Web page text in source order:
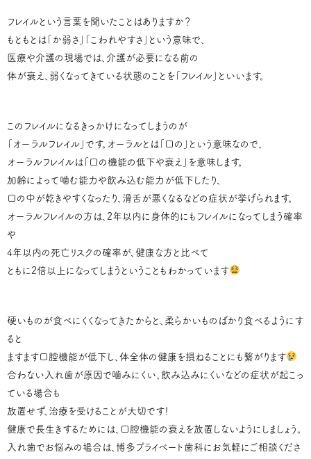
フレイルという言葉を聞いたことはありますか？
もともとは「か弱さ」「こわれやすさ」という意味で、
医療や介護の現場では、介護が必要になる前の
体が衰え、弱くなってきている状態のことを「フレイル」といいます。
このフレイルになるきっかけになってしまうのが
「オーラルフレイル」です。オーラルとは「口の」という意味なので、
オーラルフレイルは「口の機能の低下や衰え」を意味します。
加齢によって噛む能力や飲み込む能力が低下したり、
口の中が乾きやすくなったり、滑舌が悪くなるなどの症状が挙げられます。
オーラルフレイルの方は、2年以内に身体的にもフレイルになってしまう確率
や
4年以内の死亡リスクの確率が、健康な方と比べて
ともに2倍以上になってしまうということもわかっています
硬いものが食べにくくなってきたからと、柔らかいものばかり食べるようにす
ると
ますます口腔機能が低下し、体全体の健康を損ねることにも繋がります
合わない入れ歯が原因で噛みにくい、飲み込みにくいなどの症状が起こっ
ている場合も
放置せず、治療を受けることが大切です！
健康で長生きするためには、口腔機能の衰えを放置しないようにしましょう。
入れ歯でお悩みの場合は、博多プライベート歯科にお気軽にご相談くださ